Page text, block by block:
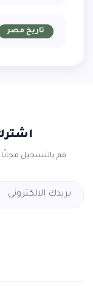
تاريخ مصر
قم بالتسجيل